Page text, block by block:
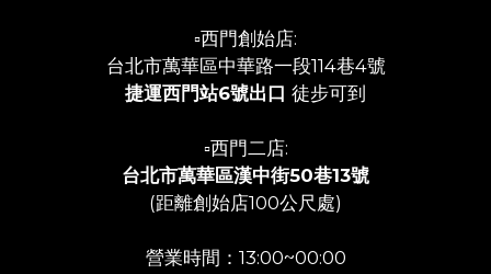
▫️西門創始店:
台北市萬華區中華路一段114巷4號
捷運西門站6號出口 徒步可到
▫️西門二店:
台北市萬華區漢中街50巷13號
(距離創始店100公尺處)
營業時間：13:00~00:00